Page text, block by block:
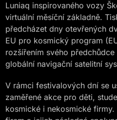
Luniaq inspirovaného vozy
virtuální měsíční základně.
předcházet dny otevřených
EU pro kosmický program
rozšířením svého
globální navigační satelitní
V rámci festivalových dní se
zaměřené akce pro děti,
kosmické i nekosmické